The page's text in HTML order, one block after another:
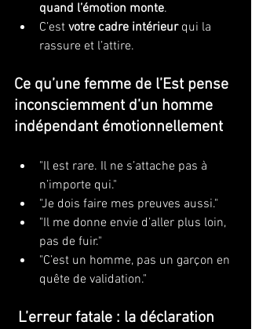
quand l’émotion monte.
C’est votre cadre intérieur qui la
rassure et l’attire.
Ce qu’une femme de l’Est pense
inconsciemment d’un homme
indépendant émotionnellement
"Il est rare. Il ne s’attache pas à
n’importe qui."
"Je dois faire mes preuves aussi."
"Il me donne envie d’aller plus loin,
pas de fuir."
"C’est un homme, pas un garçon en
quête de validation."